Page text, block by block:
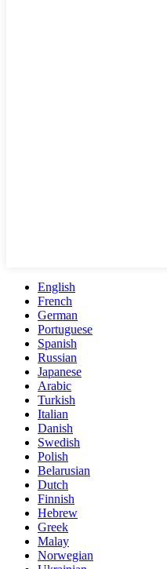
English
French
German
Portuguese
Spanish
Russian
Japanese
Arabic
Turkish
Italian
Danish
Swedish
Polish
Belarusian
Dutch
Finnish
Hebrew
Greek
Malay
Norwegian